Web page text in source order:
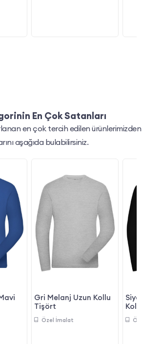
En Çok Satanları
en çok tercih edilen ürünlerimizden
aşağıda bulabilirsiniz.
Gri Melanj Uzun Kollu
Tişört
Özel İmalat
Kollu